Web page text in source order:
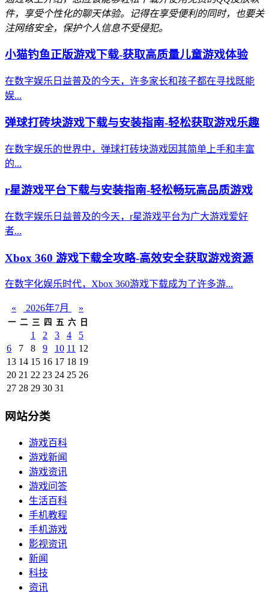
件，享受个性化的聊天体验。记得在享受便利的同时，也要关
注网络安全，保护个人信息不受侵犯。
小猫钓鱼正版游戏下载-获取高质量儿童游戏体验
在数字娱乐日益普及的今天，许多家长和孩子都在寻找既能
娱...
弹球打砖块游戏下载与安装指南-轻松获取游戏乐趣
在数字娱乐的世界中，弹球打砖块游戏因其简单上手和丰富
的...
r星游戏平台下载与安装指南-轻松畅玩高品质游戏
在数字娱乐日益普及的今天，r星游戏平台为广大游戏爱好
者...
Xbox 360 游戏下载全攻略-高效安全获取游戏资源
在数字化娱乐时代，Xbox 360游戏下载成为了许多游...
« 2026年7月 »
一 二 三 四 五 六 日
1 2 3 4
5
6
7 8 9 10 11 12
13 14 15 16 17 18 19
20 21 22 23 24 25 26
27 28 29 30 31
网站分类
游戏百科
游戏新闻
游戏资讯
游戏问答
生活百科
手机教程
手机游戏
影视资讯
新闻
科技
资讯